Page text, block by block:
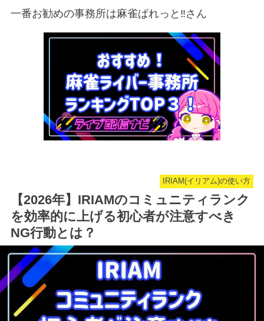
一番お勧めの事務所は麻雀ぱれっと‼︎さん
IRIAM(イリアム)の使い方
【2026年】IRIAMのコミュニティランク
を効率的に上げる初心者が注意すべき
NG行動とは？